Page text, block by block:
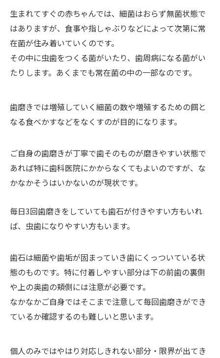
生まれてすぐの赤ちゃんでは、細菌はおらず無菌状態で
はありますが、食事や指しゃぶりなどによって次第に常
在菌が住み着いていくのです。
その中に虫歯をつくる菌がいたり、歯周病になる菌がい
たりします。あくまでも常在菌の中の一部なのです。
歯磨きでは増殖していく細菌の数や増殖するための餌と
なる食べかすなどをなくすのが目的になります。
ご自身の歯磨きが丁寧で歯そのものが磨きやすい状態で
あれば特に歯科医院にかからなくてもよいのですが、な
かなかそうはいかないのが現状です。
毎日3回歯磨きをしていても歯石が付きやすい方もいれ
ば、虫歯になりやすい方もいます。
歯石は細菌や歯垢が固まっていき歯にくっついている状
態のものです。特に付着しやすい部分は下の前歯の裏側
や上の奥歯の頬側には注意が必要です。
なかなかご自身ではそこまで注意して毎回歯磨きができ
ているか確認するのも難しいと思います。
個人のみではやはり対応しきれない部分・限界が出てき